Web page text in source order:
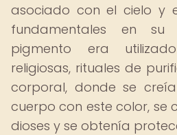
asociado con el cielo y
fundamentales en su
pigmento era
religiosas, rituales de
corporal, donde se
cuerpo con este color, se
dioses y se obtenía